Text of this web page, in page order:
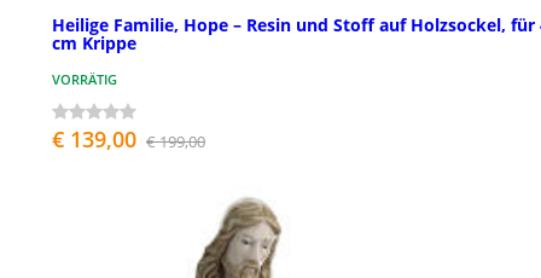
Heilige Familie, Hope – Resin und Stoff auf Holzsockel, für
cm Krippe
VORRÄTIG
€ 139,00 € 199,00